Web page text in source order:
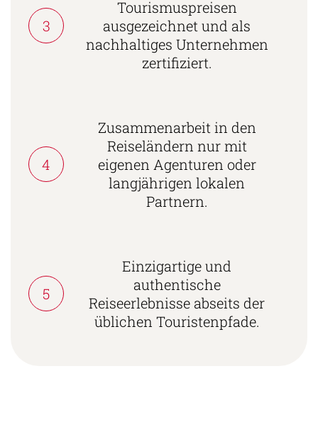
3
Tourismuspreisen
ausgezeichnet und als
nachhaltiges Unternehmen
zertifiziert.
4
Zusammenarbeit in den
Reiseländern nur mit
eigenen Agenturen oder
langjährigen lokalen
Partnern.
5
Einzigartige und
authentische
Reiseerlebnisse abseits der
üblichen Touristenpfade.